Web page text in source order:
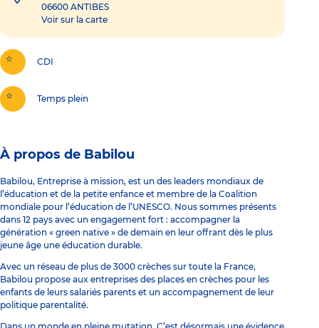
06600 ANTIBES
Voir sur la carte
CDI
Temps plein
À propos de Babilou
Babilou, Entreprise à mission, est un des leaders mondiaux de
l’éducation et de la petite enfance et membre de la Coalition
mondiale pour l’éducation de l’UNESCO. Nous sommes présents
dans 12 pays avec un engagement fort : accompagner la
génération « green native » de demain en leur offrant dès le plus
jeune âge une éducation durable.
Avec un réseau de plus de 3000 crèches sur toute la France,
Babilou propose aux entreprises des places en crèches pour les
enfants de leurs salariés parents et un accompagnement de leur
politique parentalité.